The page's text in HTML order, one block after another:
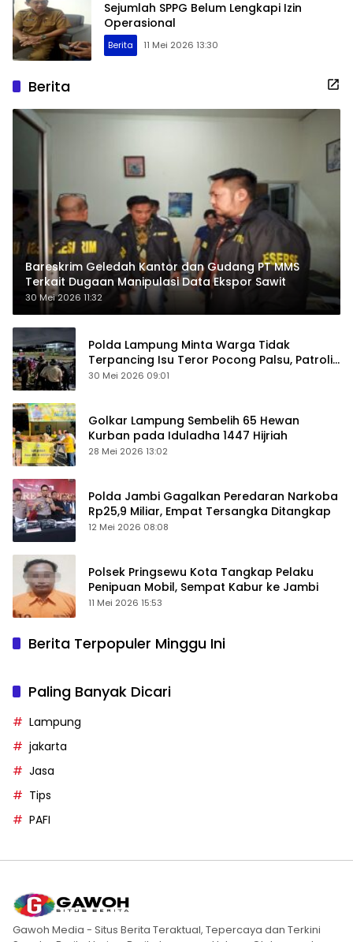
Sejumlah SPPG Belum Lengkapi Izin
Operasional
Berita 11 Mei 2026 13:30
Berita
Bareskrim Geledah Kantor dan Gudang PT MMS
Terkait Dugaan Manipulasi Data Ekspor Sawit
30 Mei 2026 11:32
Polda Lampung Minta Warga Tidak
Terpancing Isu Teror Pocong Palsu, Patroli
Keamanan Ditingkatkan
30 Mei 2026 09:01
Golkar Lampung Sembelih 65 Hewan
Kurban pada Iduladha 1447 Hijriah
28 Mei 2026 13:02
Polda Jambi Gagalkan Peredaran Narkoba
Rp25,9 Miliar, Empat Tersangka Ditangkap
12 Mei 2026 08:08
Polsek Pringsewu Kota Tangkap Pelaku
Penipuan Mobil, Sempat Kabur ke Jambi
11 Mei 2026 15:53
Berita Terpopuler Minggu Ini
Paling Banyak Dicari
Lampung
jakarta
Jasa
Tips
PAFI
Gawoh Media - Situs Berita Teraktual, Tepercaya dan Terkini